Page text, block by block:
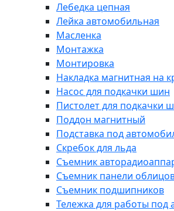
Лебедка цепная
Лейка автомобильная
Масленка
Монтажка
Монтировка
Накладка магнитная на
Насос для подкачки шин
Пистолет для подкачки
Поддон магнитный
Подставка под
Скребок для льда
Съемник
Съемник панели
Съемник подшипников
Тележка для работы под